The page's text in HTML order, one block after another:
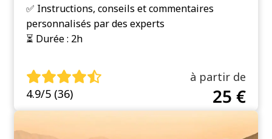
✅ Instructions, conseils et commentaires
personnalisés par des experts
⏳ Durée : 2h
4.9/5 (36)
à partir de
25 €